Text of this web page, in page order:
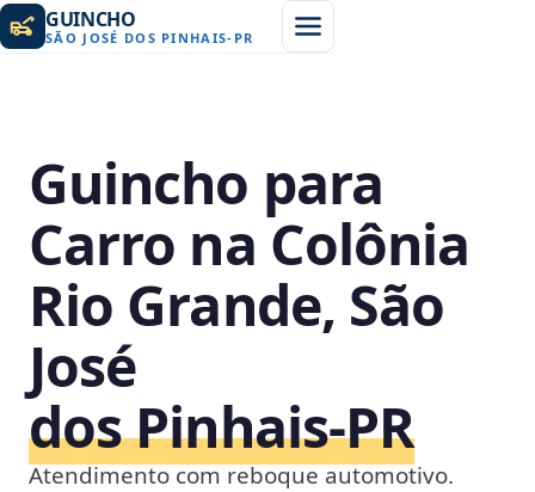
GUINCHO
SÃO JOSÉ DOS PINHAIS- PR
Guincho para
Carro na Colônia
Rio Grande, São
José
dos Pinhais‑PR
Atendimento com reboque automotivo.